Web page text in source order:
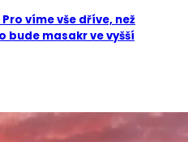
Pro víme vše dříve, než
bude masakr ve vyšší